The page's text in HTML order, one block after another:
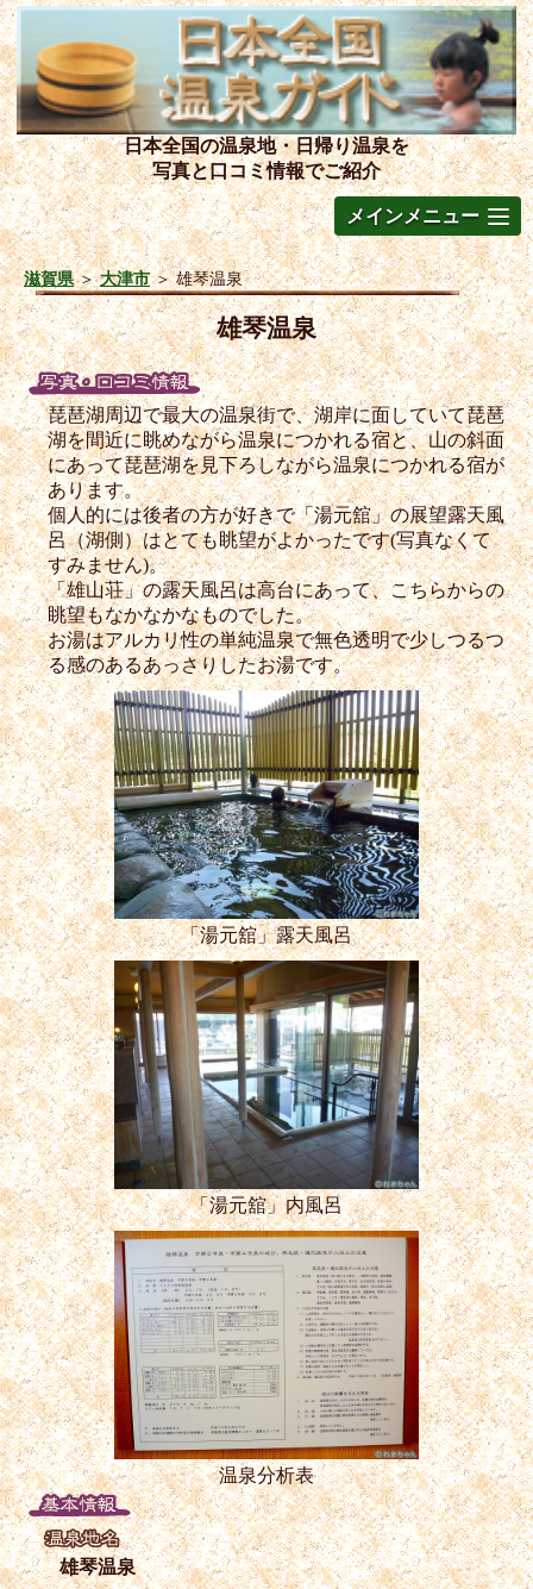
日本全国の温泉地・日帰り温泉を
写真と口コミ情報でご紹介
メインメニュー
滋賀県＞大津市＞雄琴温泉
雄琴温泉
琵琶湖周辺で最大の温泉街で、湖岸に面していて琵琶
湖を間近に眺めながら温泉につかれる宿と、山の斜面
にあって琵琶湖を見下ろしながら温泉につかれる宿が
あります。
個人的には後者の方が好きで「湯元舘」の展望露天風
呂（湖側）はとても眺望がよかったです(写真なくて
すみません)。
「雄山荘」の露天風呂は高台にあって、こちらからの
眺望もなかなかなものでした。
お湯はアルカリ性の単純温泉で無色透明で少しつるつ
る感のあるあっさりしたお湯です。
「湯元舘」露天風呂
「湯元舘」内風呂
温泉分析表
雄琴温泉